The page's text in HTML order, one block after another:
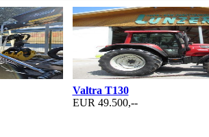
Valtra T130
EUR 49.500,--